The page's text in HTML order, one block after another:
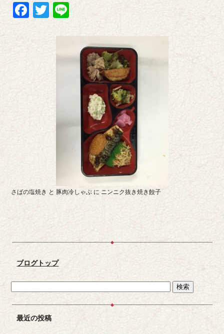
Facebook
Twitter
さばの塩焼き と 豚肉冷しゃぶ に ニンニク抜き焼き餃子
ブログトップ
最近の投稿